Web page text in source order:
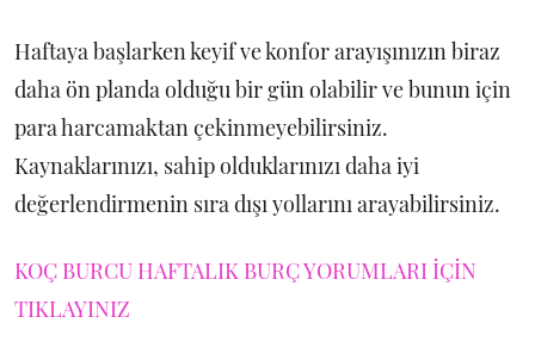
Haftaya başlarken keyif ve konfor arayışınızın biraz
daha ön planda olduğu bir gün olabilir ve bunun için
para harcamaktan çekinmeyebilirsiniz.
Kaynaklarınızı, sahip olduklarınızı daha iyi
değerlendirmenin sıra dışı yollarını arayabilirsiniz.
KOÇ BURCU HAFTALIK BURÇ YORUMLARI İÇİN
TIKLAYINIZ